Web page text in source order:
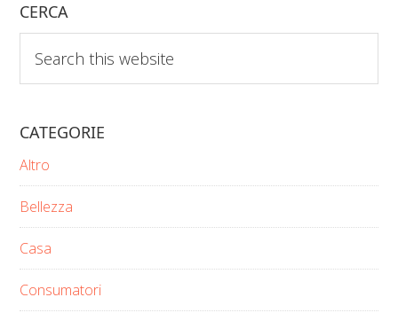
CERCA
this
website
CATEGORIE
Altro
Bellezza
Casa
Consumatori